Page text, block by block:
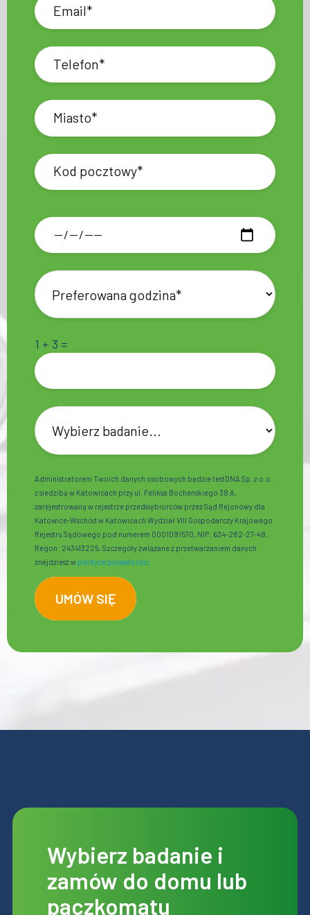
1 + 3 =
Administratorem Twoich danych osobowych będzie testDNA Sp. z o.o.
z siedzibą w Katowicach przy ul. Feliksa Bocheńskiego 38 A,
zarejestrowaną w rejestrze przedsiębiorców przez Sąd Rejonowy dla
Katowice-Wschód w Katowicach Wydział VIII Gospodarczy Krajowego
Rejestru Sądowego pod numerem 0001091570, NIP: 634-282-27-48,
Regon: 243413225. Szczegóły związane z przetwarzaniem danych
znajdziesz w polityce prywatności
Wybierz badanie i
zamów do domu lub
paczkomatu